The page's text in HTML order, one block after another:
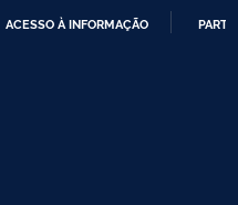
Pular
ACESSO À INFORMAÇÃO